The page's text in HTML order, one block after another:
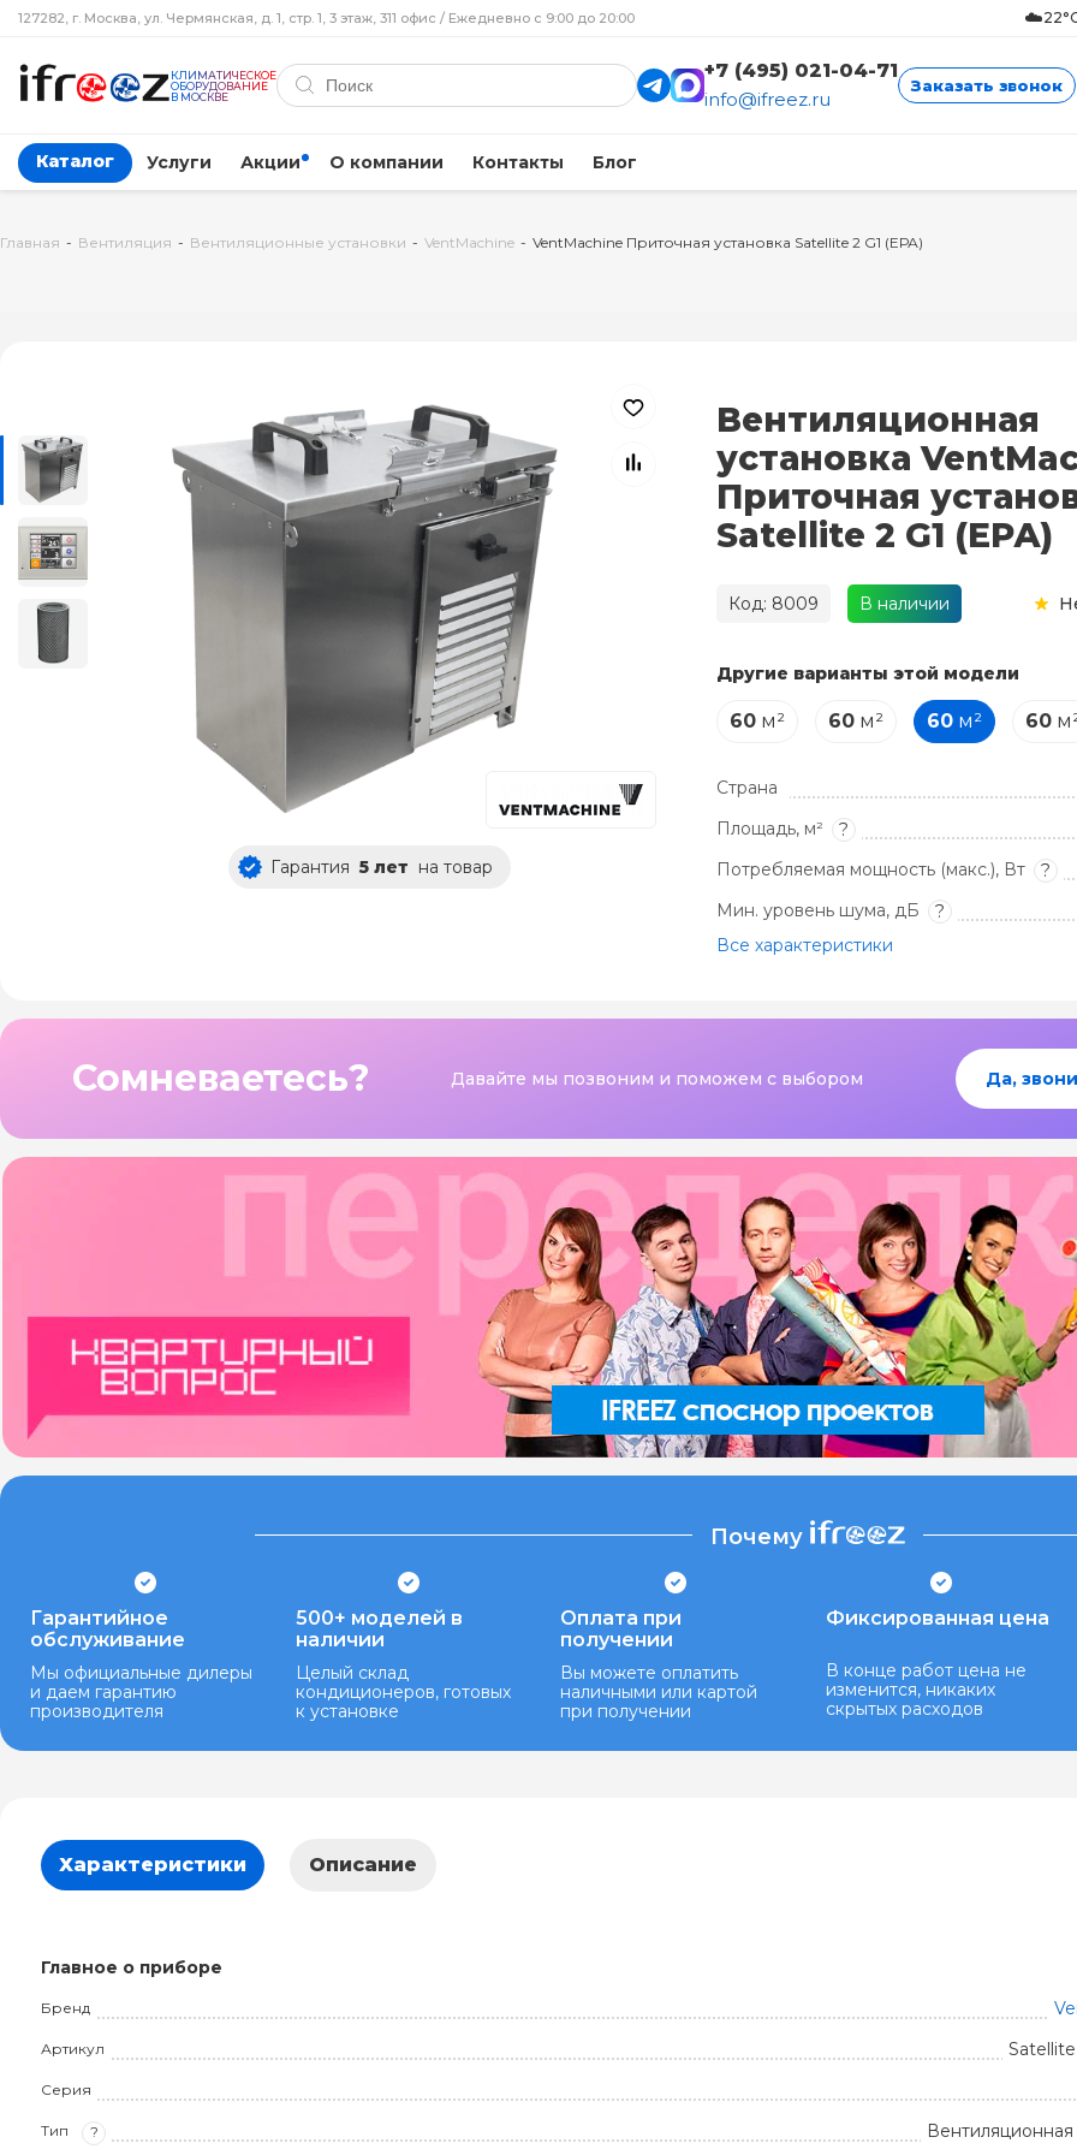
127282, г. Москва, ул. Чермянская, д. 1, стр. 1, 3 этаж, 311 офис / Ежедневно с 9:00 до 20:00 ☁️
КЛИМАТИЧЕСКОЕ
ОБОРУДОВАНИЕ
В МОСКВЕ
+7 (495) 021-04-71
info@ifreez.ru
Заказать звонок
Каталог Услуги Акции О компании Контакты Блог
Главная - Вентиляция - Вентиляционные установки - VentMachine - VentMachine Приточная установка Satellite 2 G1 (ЕРА)
Гарантия 5 лет на товар
Вентиляционная
установка
Приточная
Satellite 2 G1 (ЕРА)
Код: 8009 В наличии
Другие варианты этой модели
60м² 60м² 60м² 60
Страна
Площадь, м²
?
Потребляемая мощность (макс.), Вт
?
Мин. уровень шума, дБ
?
Все характеристики
Сомневаетесь? Давайте мы позвоним и поможем с выбором Да,
Почему
Гарантийное
обслуживание
Мы официальные дилеры
и даем гарантию
производителя
500+ моделей в
наличии
Целый склад
кондиционеров, готовых
к установке
Оплата при
получении
Вы можете оплатить
наличными или картой
при получении
Фиксированная цена
В конце работ цена не
изменится, никаких
скрытых расходов
Характеристики Описание
Главное о приборе
Бренд
Артикул
Серия
Тип ? Вентиляционная